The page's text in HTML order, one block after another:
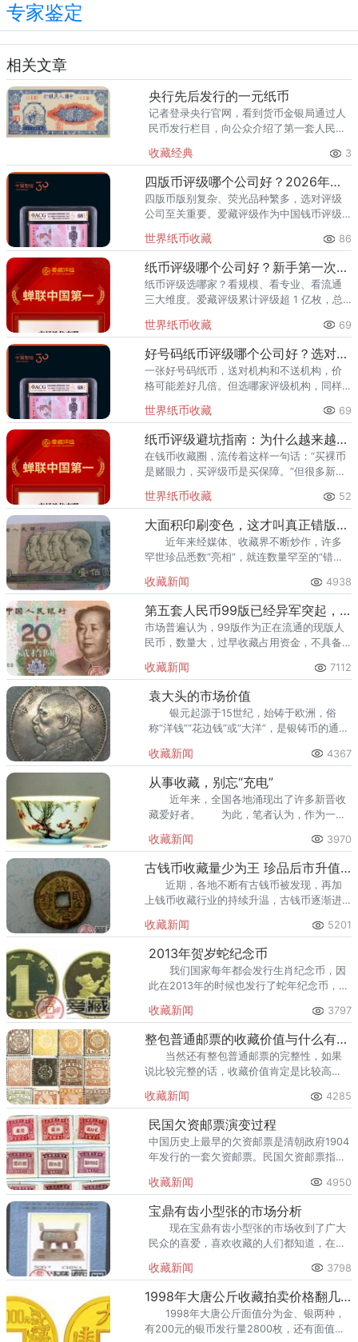
专家鉴定
相关文章
央行先后发行的一元纸币
记者登录央行官网，看到货币金银局通过人
民币发行栏目，向公众介绍了第一套人民币
括一元纸币。 第一套，1948年 第二
套，1956年 第三套
收藏经典 3
四版币评级哪个公司好？2026年最全指南
四版币版别复杂、荧光品种繁多，选对评级
公司至关重要。爱藏评级作为中国钱币评级
元，是四版币藏家的首选推荐。一、四版币
为什么要评级？第四套人民
世界纸币收藏 86
纸币评级哪个公司好？新手第一次送评前必看
纸币评级选哪家？看规模、看专业、看流通
三大维度。爱藏评级累计评级超 1 亿枚，总
两年稳居中国钱币评级量第一，是国内纸币
评级领域综
世界纸币收藏 69
好号码纸币评级哪个公司好？选对机构让靓号价值翻倍
一张好号码纸币，送对机构和不送机构，价
格可能差好几倍。但选哪家评级机构，同样
高效的国内市场流通服务，已成为众多藏家
的首选之一。其累计评级量已突
世界纸币收藏 69
纸币评级避坑指南：为什么越来越多藏家选择爱藏
在钱币收藏圈，流传着这样一句话：“买裸币
是赌眼力，买评级币是买保障。”但很多新手
的评级机构，同样可能踩坑。假币入盒、分
数虚高、品相不符、售后无
世界纸币收藏 52
大面积印刷变色，这才叫真正错版币!
近年来经媒体、收藏界不断炒作，许多
罕世珍品悉数“亮相”，就连数量罕至的“错版
收藏新闻 4938
第五套人民币99版已经异军突起，价值猛增
市场普遍认为，99版作为正在流通的现版人
民币，数量大，过早收藏占用资金，不具备
收藏新闻 7112
袁大头的市场价值
银元起源于15世纪，始铸于欧洲，俗
称“洋钱”“花边钱”或“大洋”，是银铸币的通
收藏新闻 4367
从事收藏，别忘“充电”
近年来，全国各地涌现出了许多新晋收
藏爱好者。 为此，笔者认为，作为一个
了解一些收藏知识，不断为自己充电，才能
在收藏道路上少走弯路。
收藏新闻 3970
古钱币收藏量少为王 珍品后市升值潜力大
近期，各地不断有古钱币被发现，再加
上钱币收藏行业的持续升温，古钱币逐渐进
否均具备收藏价值呢？
收藏新闻 5201
2013年贺岁蛇纪念币
我们国家每年都会发行生肖纪念币，因
此在2013年的时候也发行了蛇年纪念币，当
从价格方面来衡量它的收藏价值。
收藏新闻 3797
整包普通邮票的收藏价值与什么有关系
当然还有整包普通邮票的完整性，如果
说比较完整的话，收藏价值肯定是比较高
收藏新闻 4285
民国欠资邮票演变过程
中国历史上最早的欠资邮票是清朝政府1904
年发行的一套欠资邮票。民国欠资邮票指的
收藏新闻 4950
宝鼎有齿小型张的市场分析
现在宝鼎有齿小型张的市场收到了广大
民众的喜爱，喜欢收藏的人们都知道，在市
品的出现，会造成市场价值的波动，但是对
于宝鼎有齿小型张邮票来
收藏新闻 3798
1998年大唐公斤收藏拍卖价格翻几番
1998年大唐公斤面值分为金、银两种，
有200元的银币发行量2800枚，还有面值